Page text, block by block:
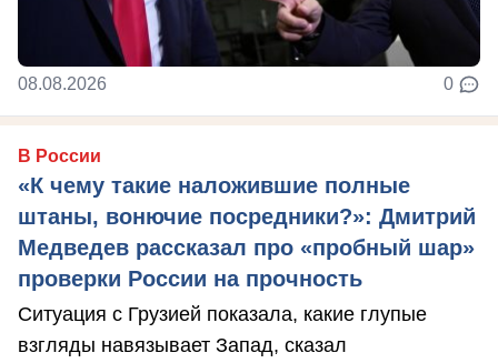
08.08.2026 0
В России
«К чему такие наложившие полные
штаны, вонючие посредники?»: Дмитрий
Медведев рассказал про «пробный шар»
проверки России на прочность
Ситуация с Грузией показала, какие глупые
взгляды навязывает Запад, сказал